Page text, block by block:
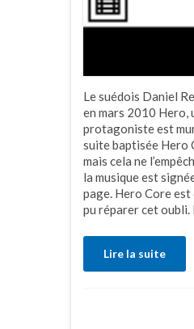
Le suédois Daniel
en mars 2010 Hero,
protagoniste est
suite baptisée Hero
mais cela ne
la musique est
page. Hero Core est
pu réparer cet oubli.
Lire la suite